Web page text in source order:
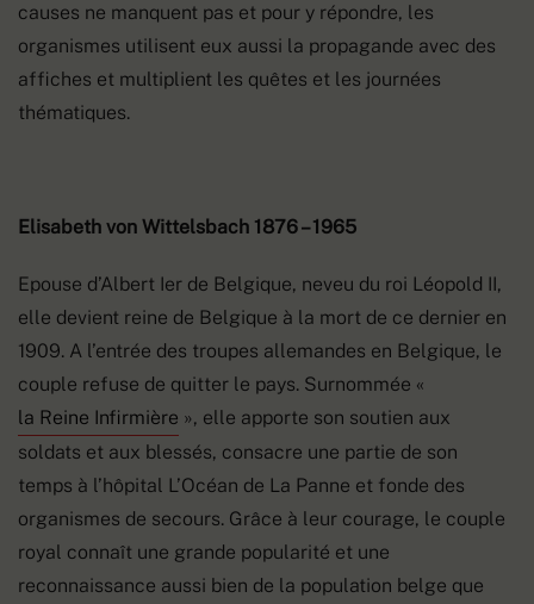
causes ne manquent pas et pour y répondre, les
organismes utilisent eux aussi la propagande avec des
affiches et multiplient les quêtes et les journées
thématiques.
Elisabeth von Wittelsbach 1876 – 1965
Epouse d’Albert Ier de Belgique, neveu du roi Léopold II,
elle devient reine de Belgique à la mort de ce dernier en
1909. A l’entrée des troupes allemandes en Belgique, le
couple refuse de quitter le pays. Surnommée «
la Reine Infirmière », elle apporte son soutien aux
soldats et aux blessés, consacre une partie de son
temps à l’hôpital L’Océan de La Panne et fonde des
organismes de secours. Grâce à leur courage, le couple
royal connaît une grande popularité et une
reconnaissance aussi bien de la population belge que